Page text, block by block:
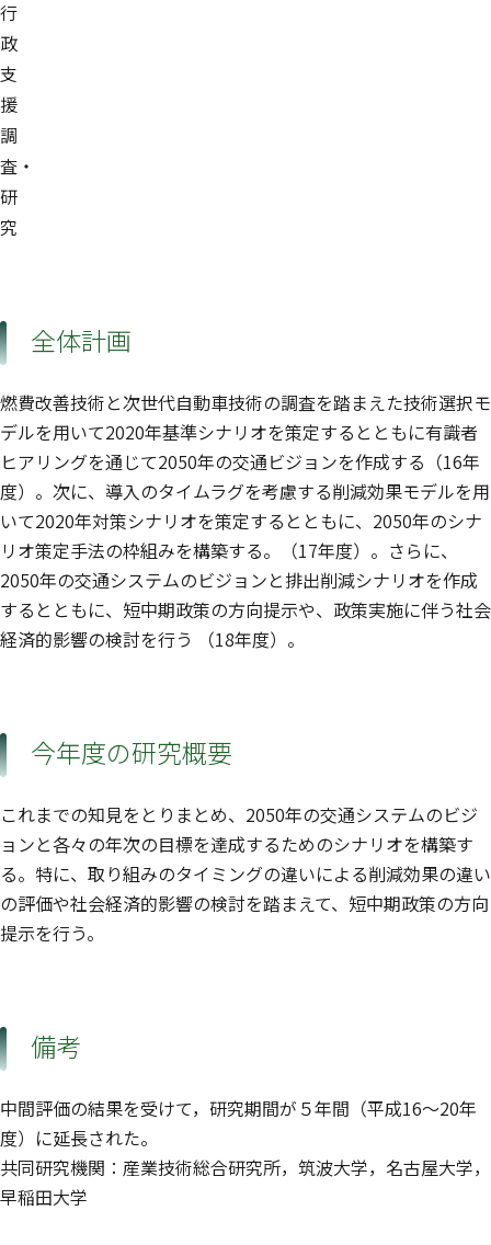
行
政
支
援
調
査・
研
究
全体計画
燃費改善技術と次世代自動車技術の調査を踏まえた技術選択モ
デルを用いて2020年基準シナリオを策定するとともに有識者
ヒアリングを通じて2050年の交通ビジョンを作成する（16年
度）。次に、導入のタイムラグを考慮する削減効果モデルを用
いて2020年対策シナリオを策定するとともに、2050年のシナ
リオ策定手法の枠組みを構築する。（17年度）。さらに、
2050年の交通システムのビジョンと排出削減シナリオを作成
するとともに、短中期政策の方向提示や、政策実施に伴う社会
経済的影響の検討を行う （18年度）。
今年度の研究概要
これまでの知見をとりまとめ、2050年の交通システムのビジ
ョンと各々の年次の目標を達成するためのシナリオを構築す
る。特に、取り組みのタイミングの違いによる削減効果の違い
の評価や社会経済的影響の検討を踏まえて、短中期政策の方向
提示を行う。
備考
中間評価の結果を受けて，研究期間が５年間（平成16〜20年
度）に延長された。
共同研究機関：産業技術総合研究所，筑波大学，名古屋大学，
早稲田大学